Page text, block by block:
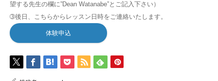
望する先生の欄に”Dean Watanabe”とご記入下さい）
➂後日、こちらからレッスン日時をご連絡いたします。
体験申込